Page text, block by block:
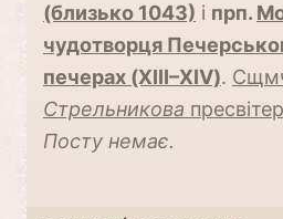
(близько 1043) і прп.
чудотворця
печерах (XIII–XIV).
Стрельникова
Посту немає.